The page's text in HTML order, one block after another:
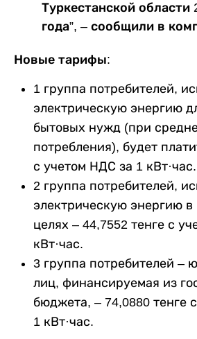
Туркестанской области
года”, – сообщили в
Новые тарифы:
1 группа потребителей,
электрическую энергию
бытовых нужд (при
потребления), будет
с учетом НДС за 1 кВт·час.
2 группа потребителей,
электрическую энергию
целях – 44,7552 тенге с
кВт·час.
3 группа потребителей –
лиц, финансируемая из
бюджета, – 74,0880 тенге
1 кВт·час.